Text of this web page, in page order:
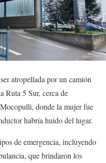
atropellada por un camión
Ruta 5 Sur, cerca de
donde la mujer fue
habría huido del lugar.
de emergencia, incluyendo
que brindaron los